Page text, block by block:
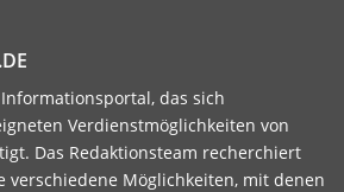
das sich
Verdienstmöglichkeiten von
Das Redaktionsteam recherchiert
Möglichkeiten, mit denen